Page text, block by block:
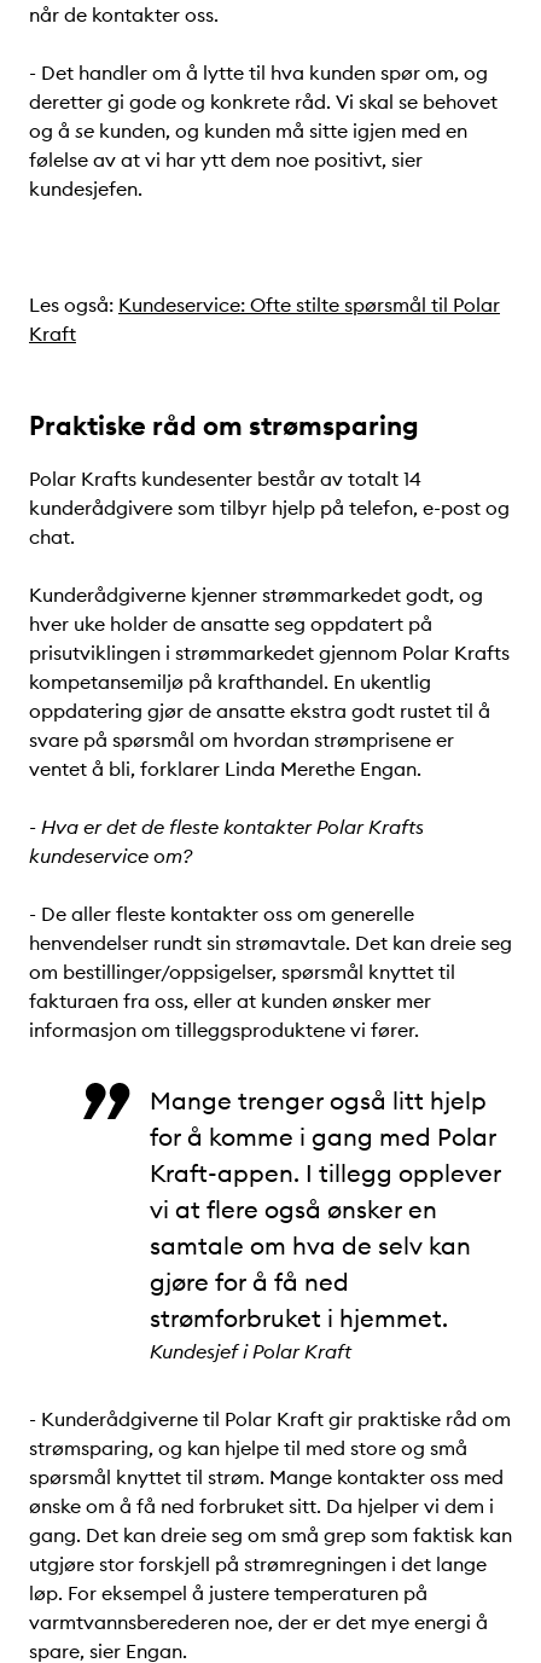
når de kontakter oss.
- Det handler om å lytte til hva kunden spør om, og
deretter gi gode og konkrete råd. Vi skal se behovet
og å se kunden, og kunden må sitte igjen med en
følelse av at vi har ytt dem noe positivt, sier
kundesjefen.
Les også: Kundeservice: Ofte stilte spørsmål til Polar
Kraft
Praktiske råd om strømsparing
Polar Krafts kundesenter består av totalt 14
kunderådgivere som tilbyr hjelp på telefon, e-post og
chat.
Kunderådgiverne kjenner strømmarkedet godt, og
hver uke holder de ansatte seg oppdatert på
prisutviklingen i strømmarkedet gjennom Polar Krafts
kompetansemiljø på krafthandel. En ukentlig
oppdatering gjør de ansatte ekstra godt rustet til å
svare på spørsmål om hvordan strømprisene er
ventet å bli, forklarer Linda Merethe Engan.
- Hva er det de fleste kontakter Polar Krafts
kundeservice om?
- De aller fleste kontakter oss om generelle
henvendelser rundt sin strømavtale. Det kan dreie seg
om bestillinger/oppsigelser, spørsmål knyttet til
fakturaen fra oss, eller at kunden ønsker mer
informasjon om tilleggsproduktene vi fører.
Mange trenger også litt hjelp
for å komme i gang med Polar
Kraft-appen. I tillegg opplever
vi at flere også ønsker en
samtale om hva de selv kan
gjøre for å få ned
strømforbruket i hjemmet.
Kundesjef i Polar Kraft
- Kunderådgiverne til Polar Kraft gir praktiske råd om
strømsparing, og kan hjelpe til med store og små
spørsmål knyttet til strøm. Mange kontakter oss med
ønske om å få ned forbruket sitt. Da hjelper vi dem i
gang. Det kan dreie seg om små grep som faktisk kan
utgjøre stor forskjell på strømregningen i det lange
løp. For eksempel å justere temperaturen på
varmtvannsberederen noe, der er det mye energi å
spare, sier Engan.